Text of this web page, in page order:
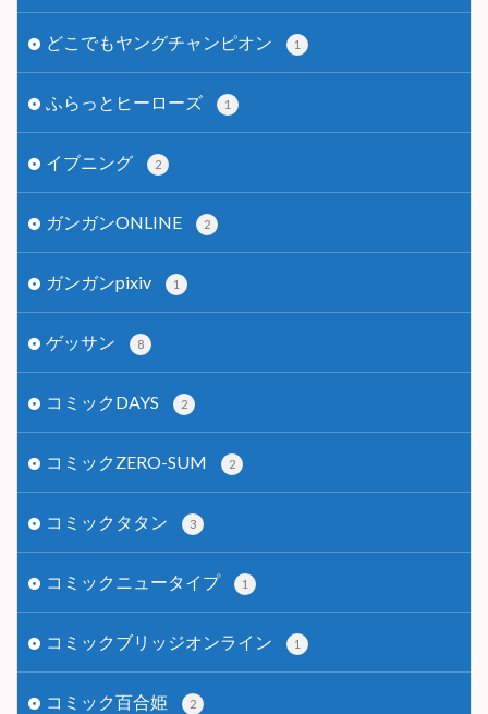
どこでもヤングチャンピオン 1
ふらっとヒーローズ 1
イブニング 2
ガンガンONLINE 2
ガンガンpixiv 1
ゲッサン 8
コミックDAYS 2
コミックZERO-SUM 2
コミックタタン 3
コミックニュータイプ 1
コミックブリッジオンライン 1
コミック百合姫 2